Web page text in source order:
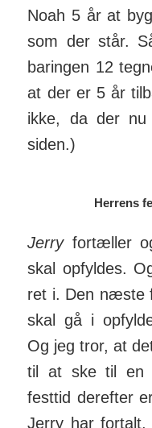
Noah 5 år at
som der står.
baringen 12
at der er 5 år
ikke, da der
siden.)
Herrens
Jerryfortæller
skal op­­fyldes.
ret i. Den næste
skal gå i
Og jeg tror, at
til at ske til en
festtid derefter
Jerry har